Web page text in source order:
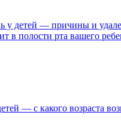
у детей — причины и
в полости рта вашего
— с какого возраста